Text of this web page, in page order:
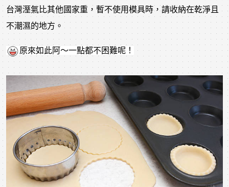
台灣溼氣比其他國家重，暫不使用模具時，請收納在乾淨且
不潮濕的地方。
原來如此阿～一點都不困難呢！